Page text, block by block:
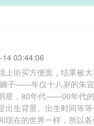
03:44:06
上街买方便面，结果被
子——年仅十八岁的朱
，80年代——00年代
出生背景、出生时间等
现在的世界一样，所以